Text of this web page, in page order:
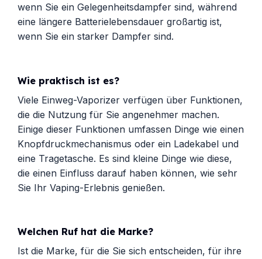
wenn Sie ein Gelegenheitsdampfer sind, während
eine längere Batterielebensdauer großartig ist,
wenn Sie ein starker Dampfer sind.
Wie praktisch ist es?
Viele Einweg-Vaporizer verfügen über Funktionen,
die die Nutzung für Sie angenehmer machen.
Einige dieser Funktionen umfassen Dinge wie einen
Knopfdruckmechanismus oder ein Ladekabel und
eine Tragetasche. Es sind kleine Dinge wie diese,
die einen Einfluss darauf haben können, wie sehr
Sie Ihr Vaping-Erlebnis genießen.
Welchen Ruf hat die Marke?
Ist die Marke, für die Sie sich entscheiden, für ihre